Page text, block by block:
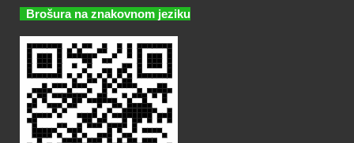
Brošura na znakovnom jeziku